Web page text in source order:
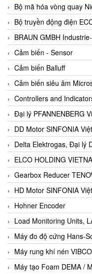
Bộ mã hóa vòng quay
Bộ truyền động điện
BRAUN GMBH
Cảm biến - Sensor
Cảm biến Balluff
Cảm biến siêu âm
Controllers and
Đại lý PFANNENBERG
DD Motor SINFONIA
Delta Elektrogas, Đại lý
ELCO HOLDING
Gearbox Reducer
HD Motor SINFONIA
Hohner Encoder
Load Monitoring Units,
Máy đo độ cứng Hans-
Máy rung khí nén
Máy tạo Foam DEMA /